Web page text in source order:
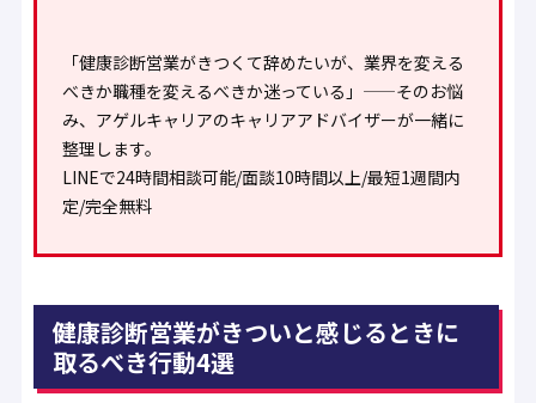
「健康診断営業がきつくて辞めたいが、業界を変える
べきか職種を変えるべきか迷っている」——そのお悩
み、アゲルキャリアのキャリアアドバイザーが一緒に
整理します。
LINEで24時間相談可能/面談10時間以上/最短1週間内
定/完全無料
健康診断営業がきついと感じるときに
取るべき行動4選